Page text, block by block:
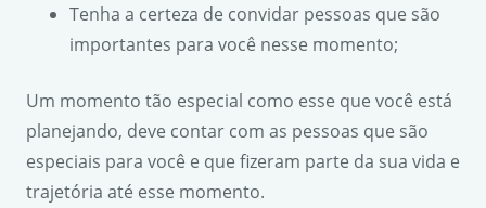
Tenha a certeza de convidar pessoas que são
importantes para você nesse momento;
Um momento tão especial como esse que você está
planejando, deve contar com as pessoas que são
especiais para você e que fizeram parte da sua vida e
trajetória até esse momento.